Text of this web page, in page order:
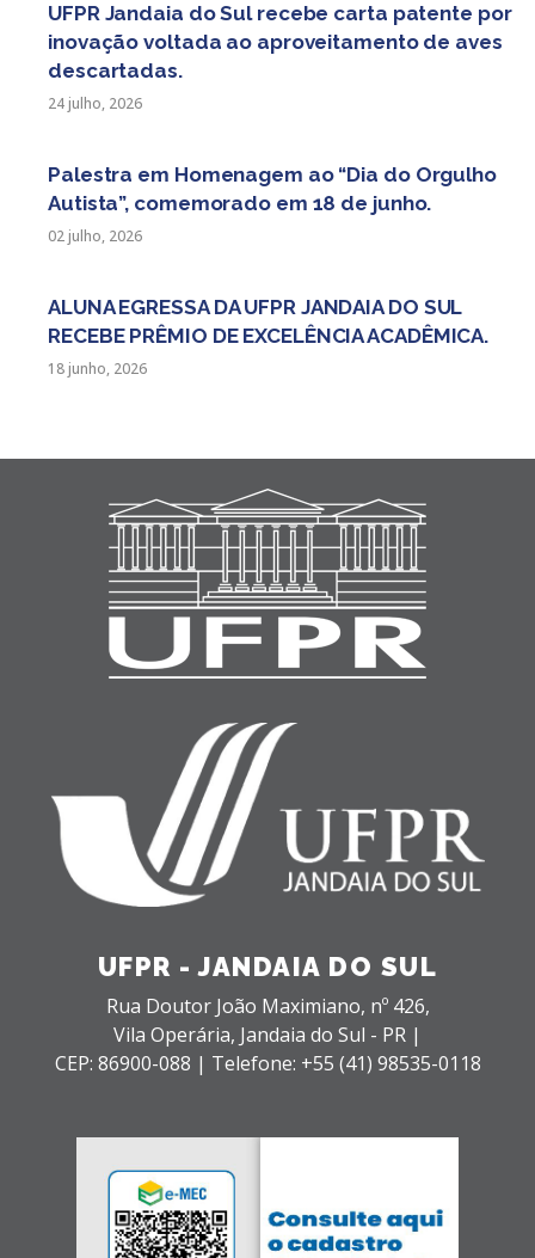
UFPR Jandaia do Sul recebe carta patente por
inovação voltada ao aproveitamento de aves
descartadas.
24 julho, 2026
Palestra em Homenagem ao “Dia do Orgulho
Autista”, comemorado em 18 de junho.
02 julho, 2026
ALUNA EGRESSA DA UFPR JANDAIA DO SUL
RECEBE PRÊMIO DE EXCELÊNCIA ACADÊMICA.
18 junho, 2026
UFPR - JANDAIA DO SUL
Rua Doutor João Maximiano, nº 426,
Vila Operária, Jandaia do Sul - PR |
CEP: 86900-088 | Telefone: +55 (41) 98535-0118